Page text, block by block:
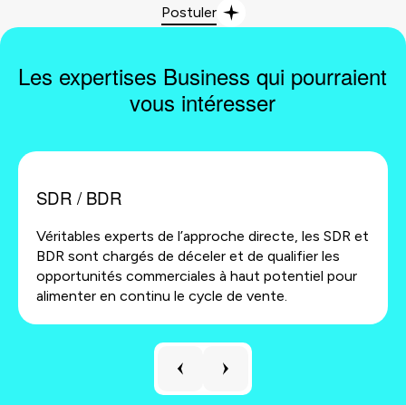
Postuler
Les expertises Business qui pourraient
vous intéresser
SDR / BDR
Véritables experts de l’approche directe, les SDR et
BDR sont chargés de déceler et de qualifier les
opportunités commerciales à haut potentiel pour
alimenter en continu le cycle de vente.